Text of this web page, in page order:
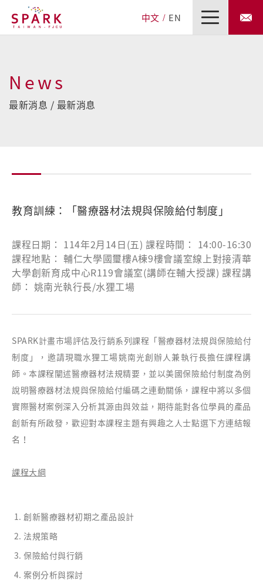
中文 EN
News
最新消息 / 最新消息
教育訓練：「醫療器材法規與保險給付制度」
課程日期： 114年2月14日(五) 課程時間： 14:00-16:30
課程地點： 輔仁大學國璽樓A棟9樓會議室線上對接清華
大學創新育成中心R119會議室(講師在輔大授課) 課程講
師： 姚南光執行長/水狸工場
SPARK計畫市場評估及行銷系列課程「醫療器材法規與保險給付
制度」，邀請現職水狸工場姚南光創辦人兼執行長擔任課程講
師。本課程闡述醫療器材法規精要，並以美國保險給付制度為例
說明醫療器材法規與保險給付編碼之連動關係，課程中將以多個
實際醫材案例深入分析其源由與效益，期待能對各位學員的產品
創新有所啟發，歡迎對本課程主題有興趣之人士點選下方連結報
名！
課程大綱
創新醫療器材初期之產品設計
法規策略
保險給付與行銷
案例分析與探討